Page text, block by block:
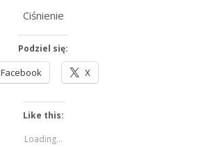
Ciśnienie
Podziel się:
Facebook X
Like this:
Loading...